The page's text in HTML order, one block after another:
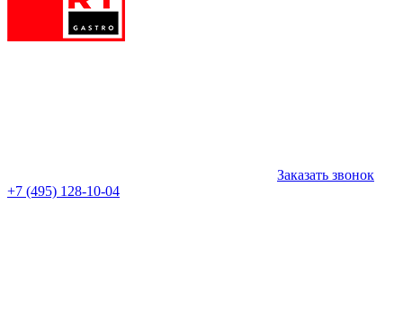
Заказать звонок
+7 (495) 128-10-04